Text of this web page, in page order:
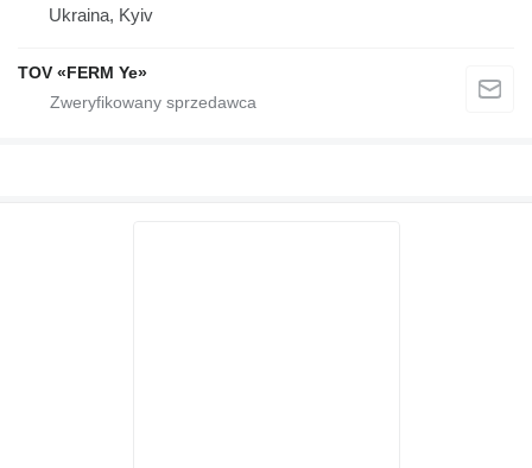
Ukraina, Kyiv
TOV «FERM Ye»